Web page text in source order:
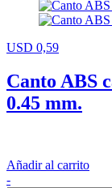
USD 0,59
Canto ABS
0.45 mm.
Añadir al carrito
-